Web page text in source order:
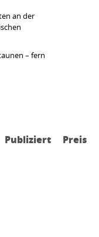
an der
– fern
Publiziert Preis